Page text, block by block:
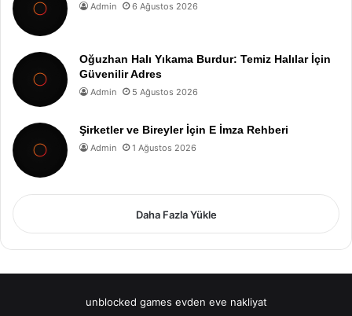
Admin 6 Ağustos 2026
Oğuzhan Halı Yıkama Burdur: Temiz Halılar İçin
Güvenilir Adres
Admin 5 Ağustos 2026
Şirketler ve Bireyler İçin E İmza Rehberi
Admin 1 Ağustos 2026
Daha Fazla Yükle
unblocked games evden eve nakliyat